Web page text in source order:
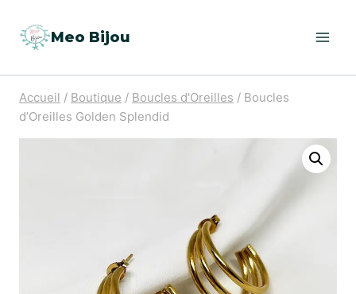
Meo Bijou
Accueil / Boutique / Boucles d'Oreilles / Boucles
d’Oreilles Golden Splendid